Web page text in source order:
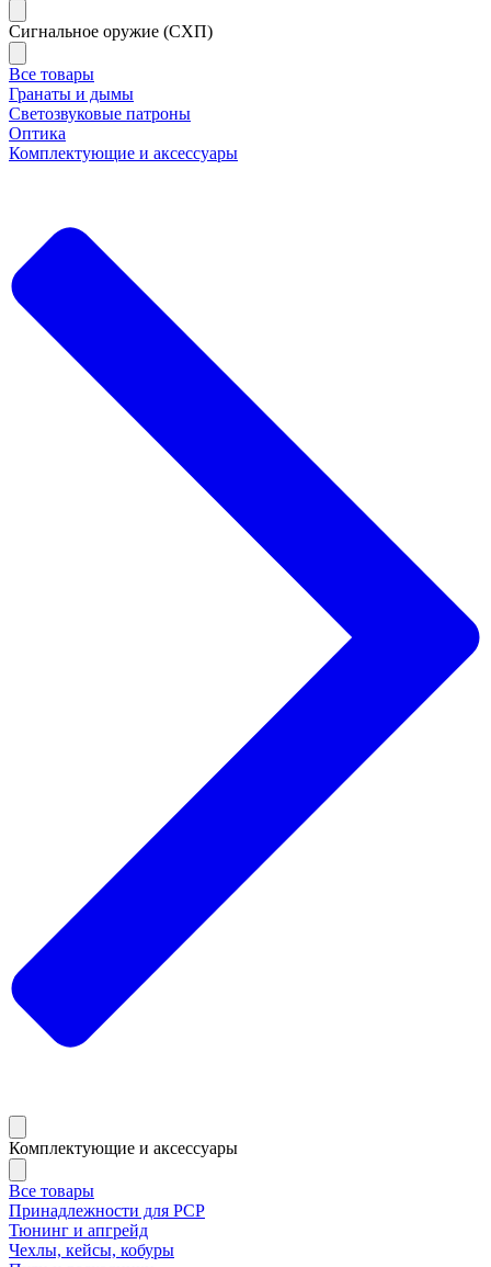
Сигнальное оружие (СХП)
Все товары
Гранаты и дымы
Светозвуковые патроны
Оптика
Комплектующие и аксессуары
Комплектующие и аксессуары
Все товары
Принадлежности для РСР
Тюнинг и апгрейд
Чехлы, кейсы, кобуры